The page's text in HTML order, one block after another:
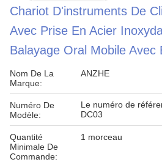
Chariot D'instruments De
Avec Prise En Acier
Balayage Oral Mobile Avec
Nom De La
Marque:
ANZHE
Numéro De
Modèle:
Le numéro de
DC03
Quantité
Minimale De
Commande:
1 morceau